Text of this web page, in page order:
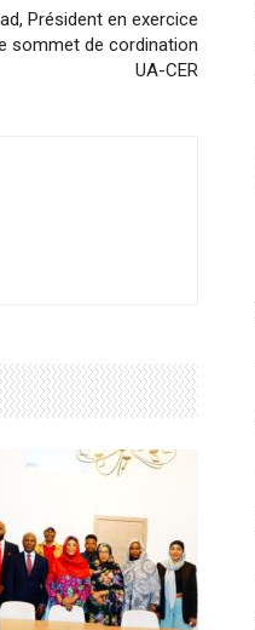
Président en exercice
sommet de cordination
UA-CER